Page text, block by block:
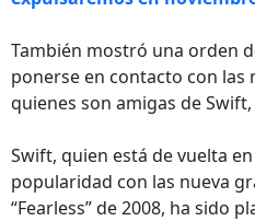
También mostró una orden
ponerse en contacto con las
quienes son amigas de
Swift, quien está de vuelta
popularidad con las nueva
“Fearless” de 2008, ha sido